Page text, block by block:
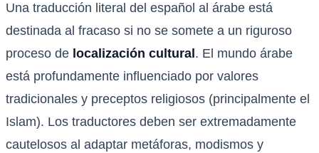
Una traducción literal del español al árabe está
destinada al fracaso si no se somete a un riguroso
proceso de localización cultural . El mundo árabe
está profundamente influenciado por valores
tradicionales y preceptos religiosos (principalmente el
Islam). Los traductores deben ser extremadamente
cautelosos al adaptar metáforas, modismos y